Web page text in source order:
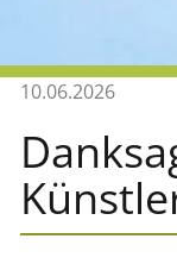
10.06.2026